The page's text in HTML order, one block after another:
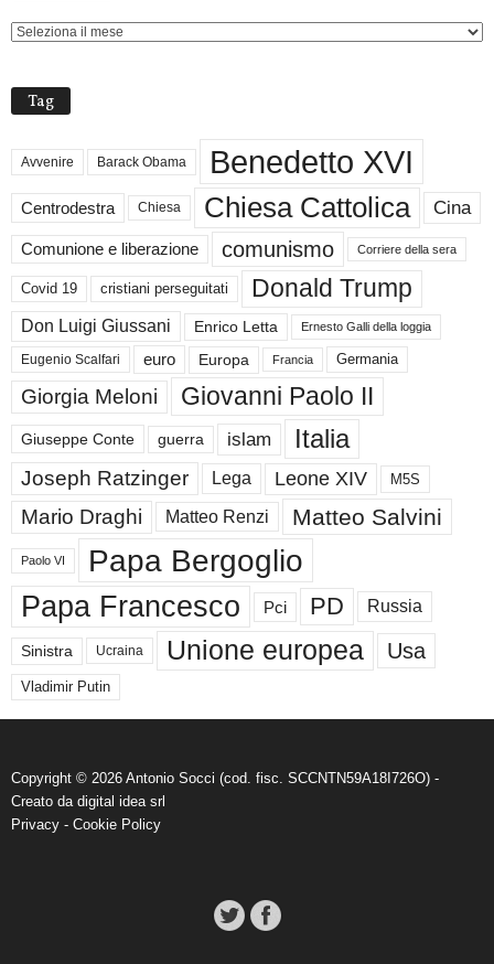
Tag
Avvenire Barack Obama Benedetto XVI
Centrodestra Chiesa Chiesa Cattolica Cina
Comunione e liberazione comunismo Corriere della sera
Covid 19 cristiani perseguitati Donald Trump
Don Luigi Giussani Enrico Letta Ernesto Galli della loggia
Eugenio Scalfari euro Europa Francia Germania
Giorgia Meloni Giovanni Paolo II
Giuseppe Conte guerra islam Italia
Joseph Ratzinger Lega Leone XIV M5S
Mario Draghi Matteo Renzi Matteo Salvini
Paolo VI Papa Bergoglio
Papa Francesco Pci PD Russia
Sinistra Ucraina Unione europea Usa
Vladimir Putin
Copyright © 2026 Antonio Socci (cod. fisc. SCCNTN59A18I726O) -
Creato da digital idea srl
Privacy - Cookie Policy